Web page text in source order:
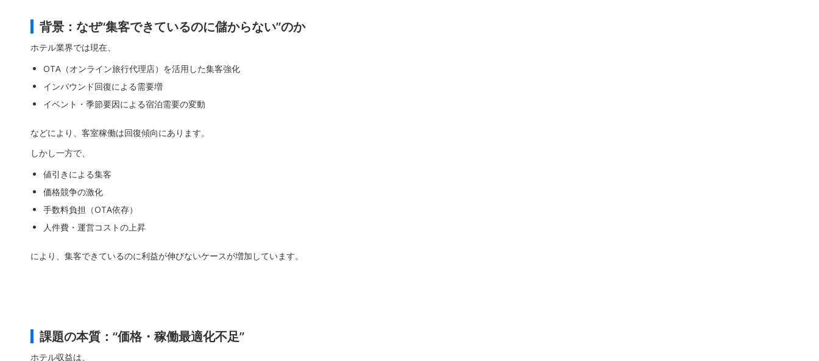
背景：なぜ“集客できているのに儲からない”のか
ホテル業界では現在、
OTA（オンライン旅行代理店）を活用した集客強化
インバウンド回復による需要増
イベント・季節要因による宿泊需要の変動
などにより、客室稼働は回復傾向にあります。
しかし一方で、
値引きによる集客
価格競争の激化
手数料負担（OTA依存）
人件費・運営コストの上昇
により、集客できているのに利益が伸びないケースが増加しています。
課題の本質：“価格・稼働最適化不足”
ホテル収益は、